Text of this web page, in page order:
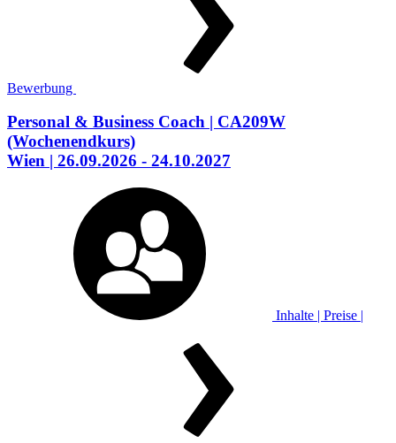
Bewerbung
Personal & Business Coach | CA209W
(Wochenendkurs)
Wien | 26.09.2026 - 24.10.2027
Inhalte | Preise |